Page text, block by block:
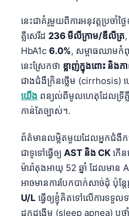
នេះជាគំរូមួយពីការអនុវត្តប្រចាំថ្ង
គ្លីសេរីដ 236 មីលីក្រាម/ឌីលីត្រ
HbA1c 6.0%, សម្ពាធឈាមកំពុ
នេះស្រែកថា ខ្លាញ់ក្នុងពោះ និ
ជាងជំងឺក្រិនថ្លើម (cirrhosis)
យើង ពន្យល់ពីមូលហេតុដែលទ្រីគ្លី
កាន់តែច្បាស់។.
ព័ត៌មានលម្អិតមួយដែលអ្នកជំងឺក
ជាទូទៅធ្វើឲ្យ AST និង CK កើន
ម៉ារ៉ាតុងអាយុ 52 ឆ្នាំ ដែលមាន
អាចមានការបែកបាក់សាច់ដុំ ប៉ុន្ត
U/L ធ្វើឲ្យខ្ញុំគិតទៅលើការទទួលទ
ដកដង្ហើម (sleep apnea) ឬថ្នាំ